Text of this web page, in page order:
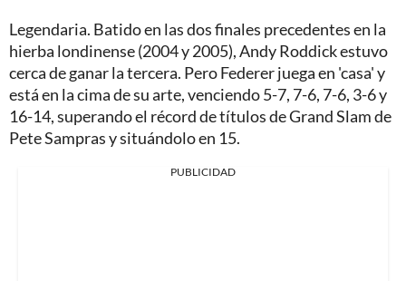
Legendaria. Batido en las dos finales precedentes en la
hierba londinense (2004 y 2005), Andy Roddick estuvo
cerca de ganar la tercera. Pero Federer juega en 'casa' y
está en la cima de su arte, venciendo 5-7, 7-6, 7-6, 3-6 y
16-14, superando el récord de títulos de Grand Slam de
Pete Sampras y situándolo en 15.
PUBLICIDAD